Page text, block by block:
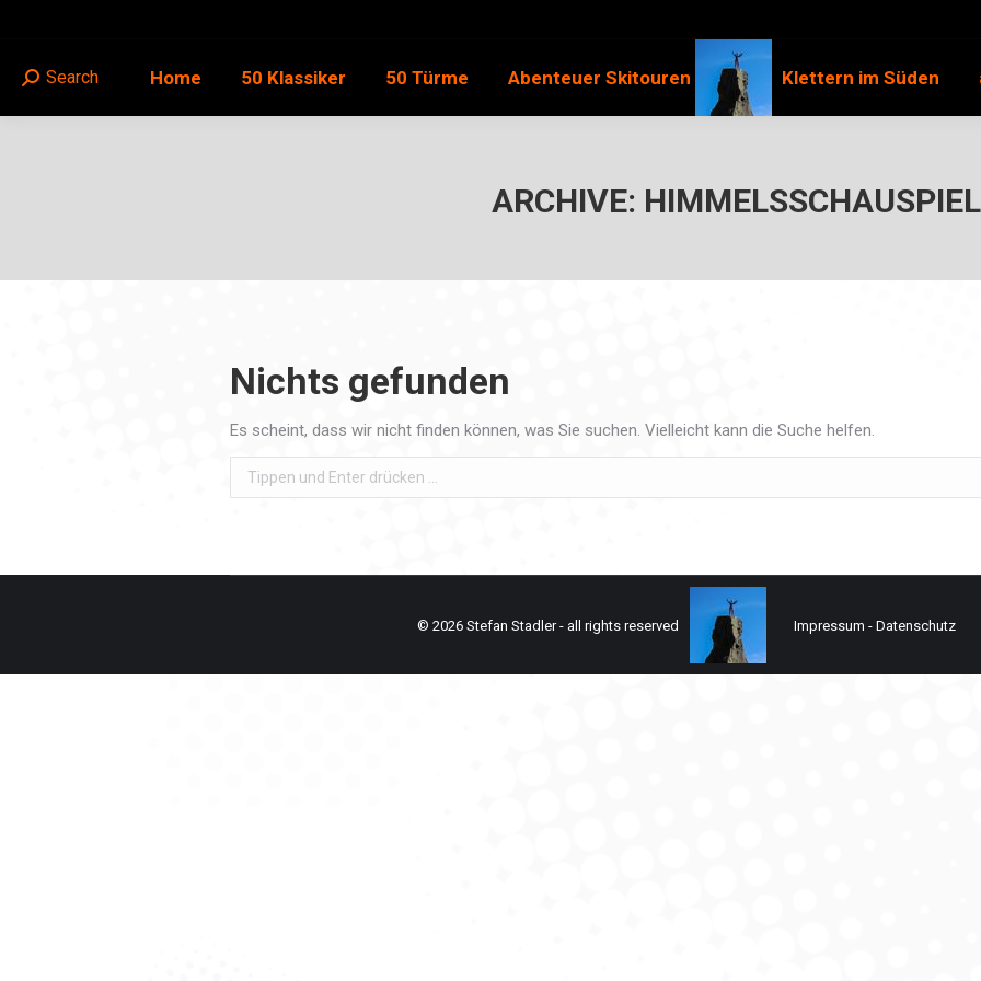
Home 50 Klassiker 50 Türme Abenteuer Skitouren
Search:
Search Klettern im Süden
ARCHIVE: HIMMELSSCHAUSPIEL
Nichts gefunden
Es scheint, dass wir nicht finden können, was Sie suchen. Vielleicht kann die Suche helfen.
Search:
© 2026 Stefan Stadler - all rights reserved Impressum - Datenschutz